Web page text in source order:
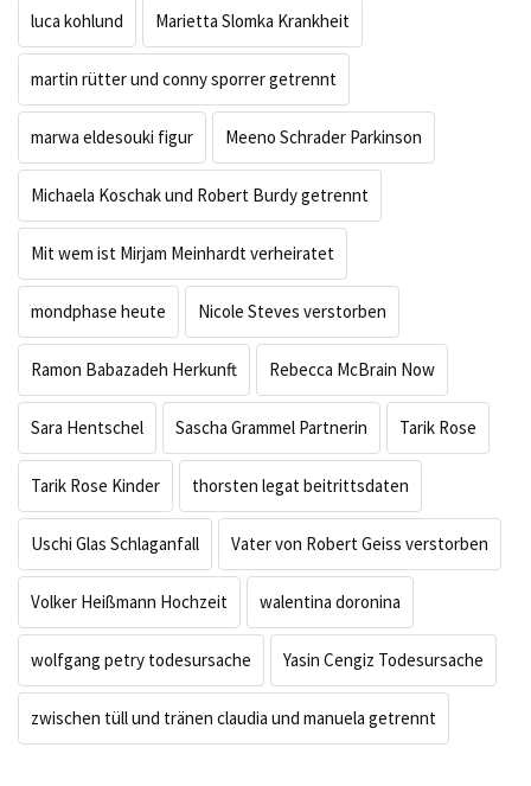
luca kohlund Marietta Slomka Krankheit
martin rütter und conny sporrer getrennt
marwa eldesouki figur Meeno Schrader Parkinson
Michaela Koschak und Robert Burdy getrennt
Mit wem ist Mirjam Meinhardt verheiratet
mondphase heute Nicole Steves verstorben
Ramon Babazadeh Herkunft Rebecca McBrain Now
Sara Hentschel Sascha Grammel Partnerin Tarik Rose
Tarik Rose Kinder thorsten legat beitrittsdaten
Uschi Glas Schlaganfall Vater von Robert Geiss verstorben
Volker Heißmann Hochzeit walentina doronina
wolfgang petry todesursache Yasin Cengiz Todesursache
zwischen tüll und tränen claudia und manuela getrennt